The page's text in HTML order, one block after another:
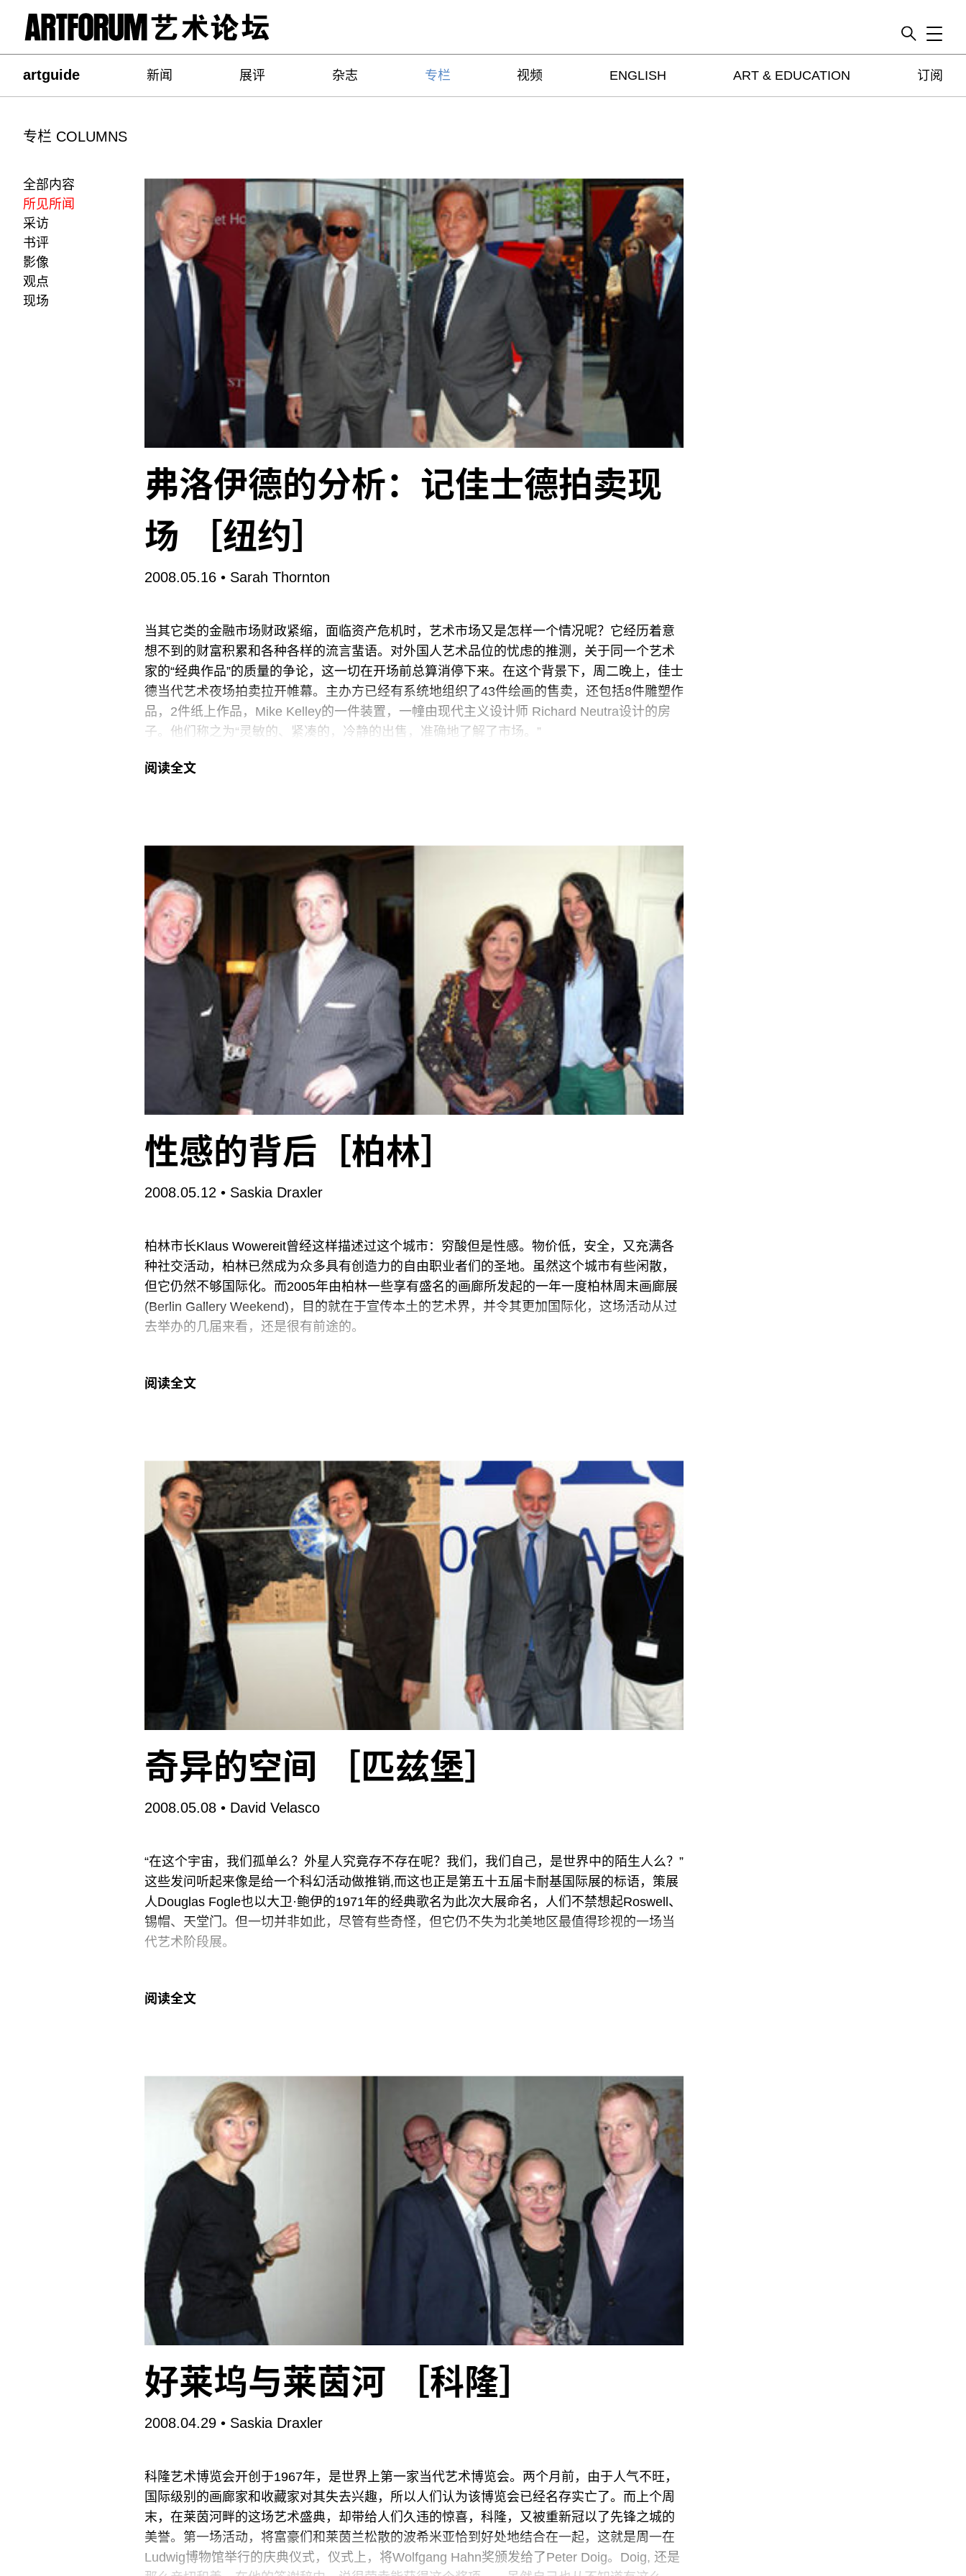
Toggle
artguide 新闻 展评 杂志 专栏 视频 ENGLISH ART & EDUCATION 订阅
专栏 COLUMNS
全部内容
所见所闻
采访
书评
影像
观点
现场
弗洛伊德的分析：记佳士德拍卖现
场 ［纽约］
2008.05.16 • Sarah Thornton
当其它类的金融市场财政紧缩，面临资产危机时，艺术市场又是怎样一个情况呢？它经历着意
想不到的财富积累和各种各样的流言蜚语。对外国人艺术品位的忧虑的推测，关于同一个艺术
家的“经典作品”的质量的争论，这一切在开场前总算消停下来。在这个背景下，周二晚上，佳士
德当代艺术夜场拍卖拉开帷幕。主办方已经有系统地组织了43件绘画的售卖，还包括8件雕塑作
品，2件纸上作品，Mike Kelley的一件装置，一幢由现代主义设计师 Richard Neutra设计的房
子。他们称之为“灵敏的、紧凑的，冷静的出售，准确地了解了市场。”
拍卖活动徐徐展开，当编号11的作品亮出时，气氛开始上升。 这是 Tom Wesselmann 1973年
在Soho Grand Hotel 开放了一个派对，意在“将绘画的文化历史苏醒过来。” 在佳士德 Brett
Gorvy 和 Ken Yeh 的讨价还价中，这件作品卖得3250万美元。
接下来是 Richard Prince2002年的令人悚然的Man-Crazy Nurse
阅读全文
性感的背后［柏林］
2008.05.12 • Saskia Draxler
柏林市长Klaus Wowereit曾经这样描述过这个城市：穷酸但是性感。物价低，安全，又充满各
种社交活动，柏林已然成为众多具有创造力的自由职业者们的圣地。虽然这个城市有些闲散，
但它仍然不够国际化。而2005年由柏林一些享有盛名的画廊所发起的一年一度柏林周末画廊展
(Berlin Gallery Weekend)，目的就在于宣传本土的艺术界，并令其更加国际化，这场活动从过
去举办的几届来看，还是很有前途的。
是黑色的奥迪。活动中，我们看到了装修风格不一的房屋。 Guido Baudach的住所，外观看起
由建筑师Etienne Descloux设计，他也被很多画廊家们所雇佣，设计这些人的住宅和画廊。
Lüttgen客厅的窗户对着一栋高楼，那里，David Adjaye正在装修收藏家 Gaby和Wilhelm
Schürmann的公寓，那也是 Adamski 画廊所
阅读全文
奇异的空间 ［匹兹堡］
2008.05.08 • David Velasco
“在这个宇宙，我们孤单么？外星人究竟存不存在呢？我们，我们自己，是世界中的陌生人么？”
这些发问听起来像是给一个科幻活动做推销,而这也正是第五十五届卡耐基国际展的标语，策展
人Douglas Fogle也以大卫·鲍伊的1971年的经典歌名为此次大展命名，人们不禁想起Roswell、
锡帽、天堂门。但一切并非如此，尽管有些奇怪，但它仍不失为北美地区最值得珍视的一场当
代艺术阶段展。
骨嶙峋的霸王龙，邀请参观者“在我们的世界漫游”。我未抿的童心小跳了一下，尽管即将要看到
楼上，专门迎接国际客人的画廊要安静许多。策展人、画家、安装工（进行最后一分钟的装
饰）汇集在大厅里，环视着Fogle的打造的一切。 在装置附近徘徊时，我本来用以写写画画的
纸从桌子上滑了下来，Ryan Gander思考着他的作品，以及这个城市独特的历史。 该作品包括
了100个激光切割水晶球，不过在这儿Gander只用了40个。他说：“我并不想和 Wilhelm
阅读全文
好莱坞与莱茵河 ［科隆］
2008.04.29 • Saskia Draxler
科隆艺术博览会开创于1967年，是世界上第一家当代艺术博览会。两个月前，由于人气不旺，
国际级别的画廊家和收藏家对其失去兴趣，所以人们认为该博览会已经名存实亡了。而上个周
末，在莱茵河畔的这场艺术盛典，却带给人们久违的惊喜，科隆，又被重新冠以了先锋之城的
美誉。第一场活动，将富豪们和莱茵兰松散的波希米亚恰到好处地结合在一起，这就是周一在
Ludwig博物馆举行的庆典仪式，仪式上，将Wolfgang Hahn奖颁发给了Peter Doig。Doig, 还是